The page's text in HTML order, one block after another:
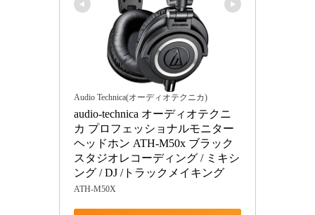
Audio Technica(オーディオテクニカ)
audio-technica オーディオテクニ
カ プロフェッショナルモニター
ヘッドホン ATH-M50x ブラック
スタジオレコーディング / ミキシ
ング / DJ /トラックメイキング
ATH-M50X